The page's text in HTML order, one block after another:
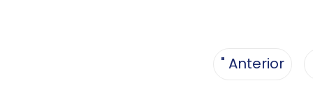
" Anterior